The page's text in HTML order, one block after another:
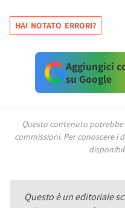
HAI NOTATO ERRORI?
Aggiungici
su Google
Questo contenuto
commissioni. Per conoscere i
Questo è un editoriale